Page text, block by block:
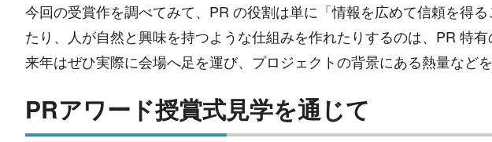
今回の受賞作を調べてみて、PR の役割は単に「情報を広めて信頼を得
たり、人が自然と興味を持つような仕組みを作れたりするのは、PR 特有
来年はぜひ実際に会場へ足を運び、プロジェクトの背景にある熱量など
PRアワード授賞式見学を通じて